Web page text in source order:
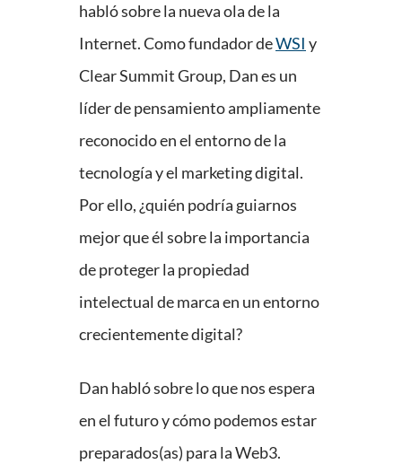
habló sobre la nueva ola de la
Internet. Como fundador deWSI y
Clear Summit Group, Dan es un
líder de pensamiento ampliamente
reconocido en el entorno de la
tecnología y el marketing digital.
Por ello, ¿quién podría guiarnos
mejor que él sobre la importancia
de proteger la propiedad
intelectual de marca en un entorno
crecientemente digital?
Dan habló sobre lo que nos espera
en el futuro y cómo podemos estar
preparados(as) para la Web3.